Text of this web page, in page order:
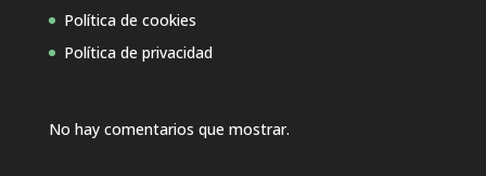
Política de cookies
Política de privacidad
No hay comentarios que mostrar.